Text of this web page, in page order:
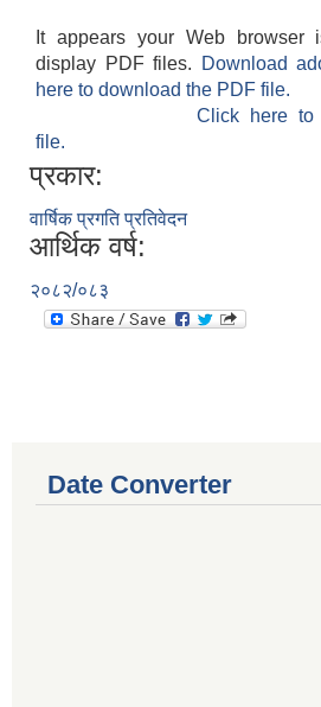
It appears your Web browser
display PDF files.
Download
here to download the PDF file.
Click here to
file.
प्रकार:
वार्षिक प्रगति प्रतिवेदन
आर्थिक वर्ष:
२०८२/०८३
Date Converter